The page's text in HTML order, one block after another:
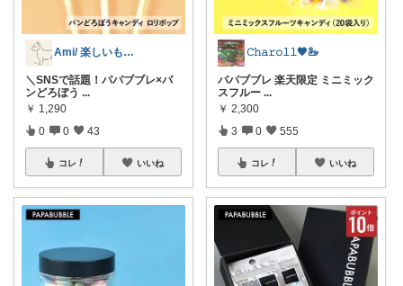
Ami/ 楽しいもの美味しいもの
​＼SNSで話題！パパブブレ×パ
ンどろぼう ...
￥ 1,290
0 0 43
コレ いいね
𝙲𝚑𝚊𝚛𝚘𝚕𝚕🖤🦢
パパブブレ 楽天限定 ミニミック
スフルー ...
￥ 2,300
3 0 555
コレ いいね